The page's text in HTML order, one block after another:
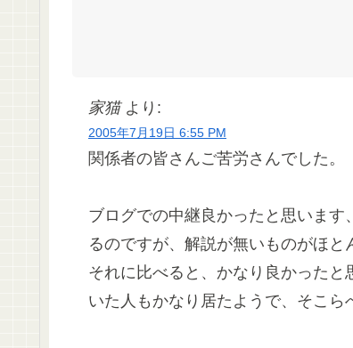
家猫 より:
2005年7月19日 6:55 PM
関係者の皆さんご苦労さんでした。
ブログでの中継良かったと思いま
るのですが、解説が無いものがほと
それに比べると、かなり良かった
いた人もかなり居たようで、そこら